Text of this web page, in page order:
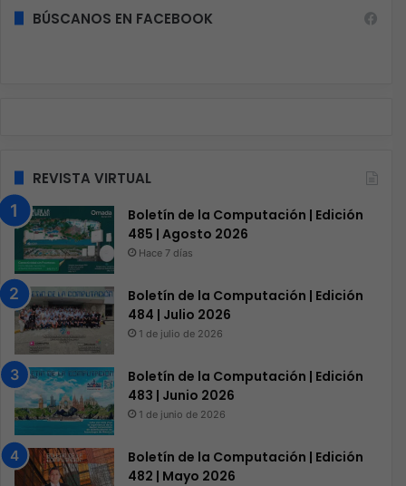
BÚSCANOS EN FACEBOOK
REVISTA VIRTUAL
Boletín de la Computación | Edición
485 | Agosto 2026
Hace 7 días
Boletín de la Computación | Edición
484 | Julio 2026
1 de julio de 2026
Boletín de la Computación | Edición
483 | Junio 2026
1 de junio de 2026
Boletín de la Computación | Edición
482 | Mayo 2026